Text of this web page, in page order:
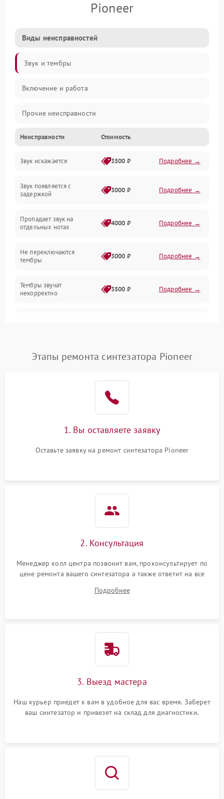
Pioneer
Виды неисправностей
Звук и тембры
Включение и работа
Прочие неисправности
Управление и электроника
Клавиатура
Подключения и интерфейсы
Оптика
Электроника
Неисправности Стоимость
Звук искажается 3500 ₽ Подробнее →
Звук появляется с
задержкой
3000 ₽ Подробнее →
Пропадает звук на
отдельных нотах
4000 ₽ Подробнее →
Не переключаются
тембры
3000 ₽ Подробнее →
Тембры звучат
некорректно
3500 ₽ Подробнее →
Этапы ремонта синтезатора Pioneer
1. Вы оставляете заявку
Оставьте заявку на ремонт синтезатора Pioneer
2. Консультация
Менеджер колл центра позвонит вам, проконсультирует по
цене ремонта вашего синтезатора а также ответит на все
Подробнее
3. Выезд мастера
Наш курьер приедет к вам в удобное для вас время. Заберет
ваш синтезатор и привезет на склад для диагностики.